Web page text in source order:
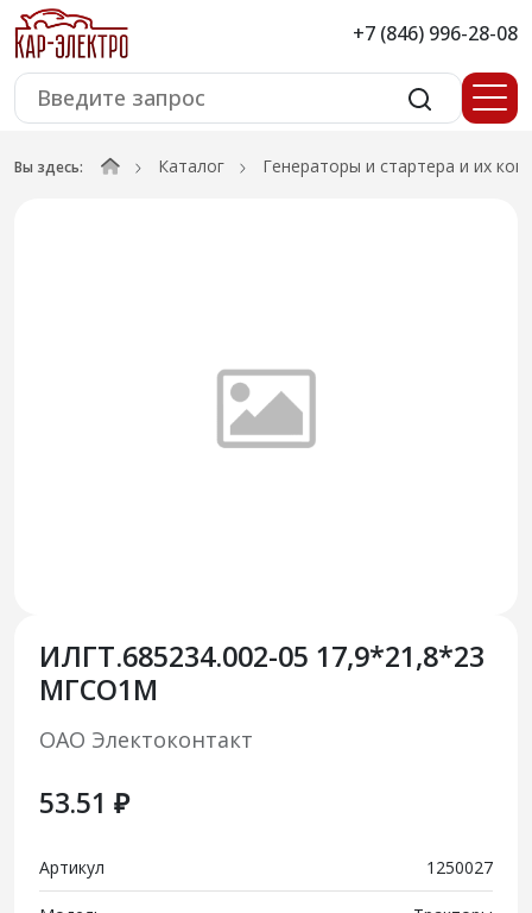
+7 (846) 996-28-08
Вы здесь: Каталог Генераторы и стартера и их
ИЛГТ.685234.002-05 17,9*21,8*23
МГСО1М
ОАО Электоконтакт
53.51 ₽
Артикул 1250027